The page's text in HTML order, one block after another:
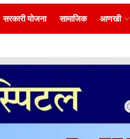
सरकारी योजना सामाजिक आणखी